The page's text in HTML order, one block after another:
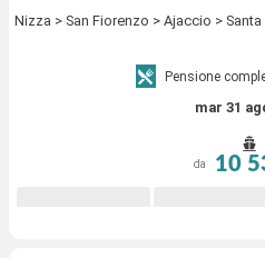
Nizza > San Fiorenzo > Ajaccio >
Pensione
mar 31
da 10